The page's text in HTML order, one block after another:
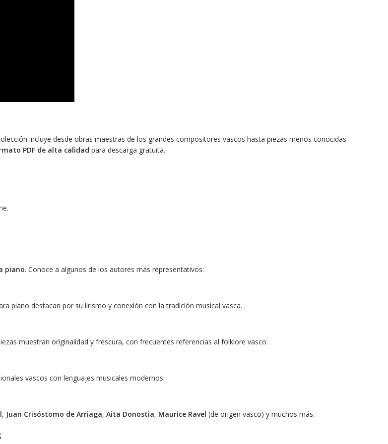
incluye desde obras maestras de los grandes compositores vascos hasta piezas menos conocidas
PDF de alta calidad para descarga gratuita.
piano. Conoce a algunos de los autores más representativos:
piano destacan por su lirismo y conexión con la tradición musical vasca.
muestran originalidad y frescura, con frecuentes referencias al folklore vasco.
vascos con lenguajes musicales modernos.
, Juan Crisóstomo de Arriaga, Aita Donostia, Maurice Ravel (de origen vasco) y muchos más.